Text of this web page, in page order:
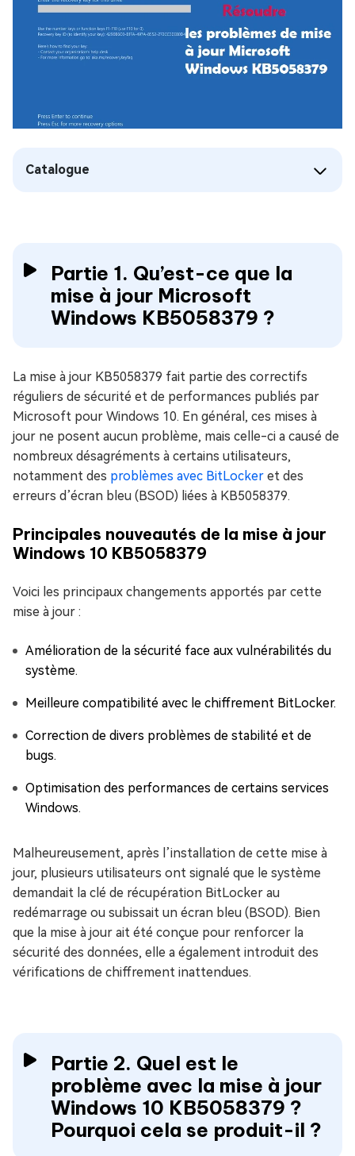
Catalogue
Partie 1. Qu’est-ce que la
mise à jour Microsoft
Windows KB5058379 ?
La mise à jour KB5058379 fait partie des correctifs
réguliers de sécurité et de performances publiés par
Microsoft pour Windows 10. En général, ces mises à
jour ne posent aucun problème, mais celle-ci a causé de
nombreux désagréments à certains utilisateurs,
notamment des problèmes avec BitLocker et des
erreurs d’écran bleu (BSOD) liées à KB5058379.
Principales nouveautés de la mise à jour
Windows 10 KB5058379
Voici les principaux changements apportés par cette
mise à jour :
Amélioration de la sécurité face aux vulnérabilités du
système.
Meilleure compatibilité avec le chiffrement BitLocker.
Correction de divers problèmes de stabilité et de
bugs.
Optimisation des performances de certains services
Windows.
Malheureusement, après l’installation de cette mise à
jour, plusieurs utilisateurs ont signalé que le système
demandait la clé de récupération BitLocker au
redémarrage ou subissait un écran bleu (BSOD). Bien
que la mise à jour ait été conçue pour renforcer la
sécurité des données, elle a également introduit des
vérifications de chiffrement inattendues.
Partie 2. Quel est le
problème avec la mise à jour
Windows 10 KB5058379 ?
Pourquoi cela se produit-il ?